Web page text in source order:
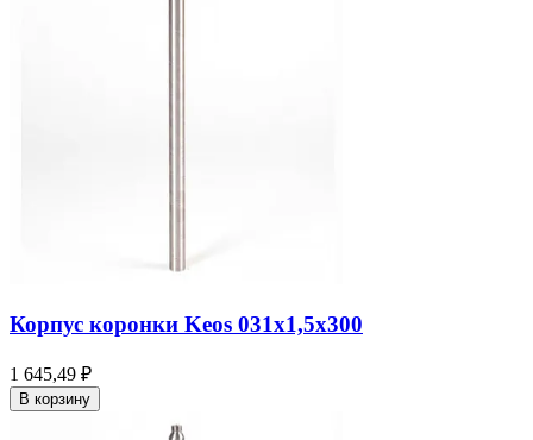
Корпус коронки Keos 031x1,5x300
1 645,49 ₽
В корзину